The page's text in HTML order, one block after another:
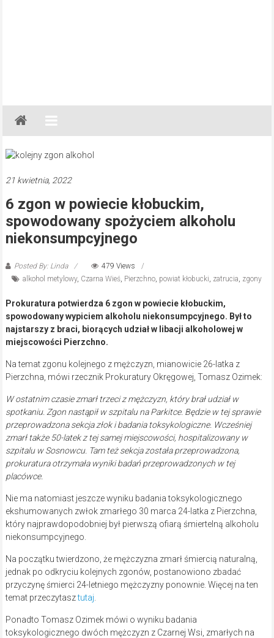
Gazeta
Regionalna
Częstochowa,
Lubliniec,
21 kwietnia, 2022
6 zgon w powiecie kłobuckim,
spowodowany spożyciem alkoholu
niekonsumpcyjnego
Posted By: Linda
479 Views
alkohol metylowy, Czarna Wieś, Pierzchno, powiat kłobucki, zatrucia, zgony
Prokuratura potwierdza 6 zgon w powiecie kłobuckim,
spowodowany wypiciem alkoholu niekonsumpcyjnego. Był to
najstarszy z braci, biorących udział w libacji alkoholowej w
miejscowości Pierzchno.
Na temat zgonu kolejnego z mężczyzn, mianowicie 26-latka z
Pierzchna, mówi rzecznik Prokuratury Okręgowej, Tomasz Ozimek:
W ostatnim czasie zmarł trzeci z mężczyzn, który brał udział w
spotkaniu. Zgon nastąpił w szpitalu na Parkitce. Będzie w tej sprawie
przeprowadzona sekcja złok i badania toksykologiczne. Wcześniej
zmarł także 50-latek z tej samej miejscowości, hospitalizowany w
szpitalu w Sosnowcu. Tam też sekcja została przeprowadzona,
prokuratura otrzymała wyniki badań przeprowadzonych w tej
placówce.
Nie ma natomiast jeszcze wyniku badania toksykologicznego
ekshumowanych zwłok zmarłego 30 marca 24-latka z Pierzchna,
który najprawdopodobniej był pierwszą ofiarą śmiertelną alkoholu
niekonsumpcyjnego.
Na początku twierdzono, że mężczyzna zmarł śmiercią naturalną,
jednak po odkryciu kolejnych zgonów, postanowiono zbadać
przyczynę śmierci 24-letniego mężczyzny ponownie. Więcej na ten
temat przeczytasztutaj
Ponadto Tomasz Ozimek mówi o wyniku badania
toksykologicznego dwóch mężczyzn z Czarnej Wsi, zmarłych na